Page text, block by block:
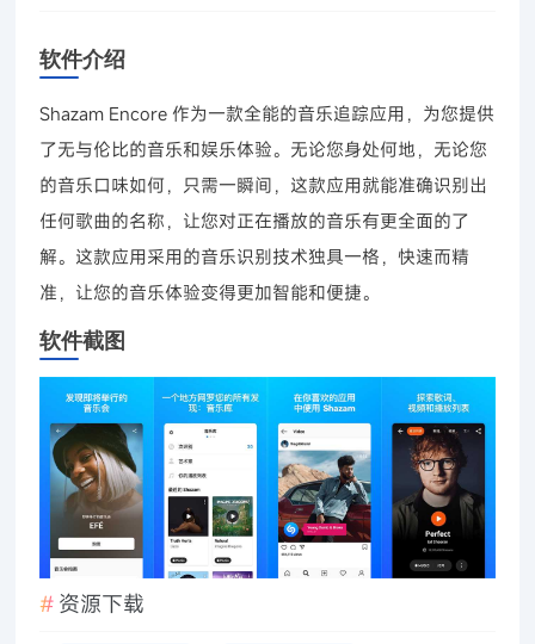
软件介绍
Shazam Encore 作为一款全能的音乐追踪应用，为您提供
了无与伦比的音乐和娱乐体验。无论您身处何地，无论您
的音乐口味如何，只需一瞬间，这款应用就能准确识别出
任何歌曲的名称，让您对正在播放的音乐有更全面的了
解。这款应用采用的音乐识别技术独具一格，快速而精
准，让您的音乐体验变得更加智能和便捷。
软件截图
资源下载